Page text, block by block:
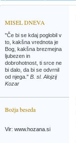
MISEL DNEVA
"Če bi se kdaj poglobil v
to, kakšna vrednota je
Bog, kakšna brezmejna
ljubezen in
dobrohotnost, ti srce ne
bi dalo, da bi se odvrnil
od njega." B. sl. Alojzij
Kozar
Božja beseda
Vir: www.hozana.si